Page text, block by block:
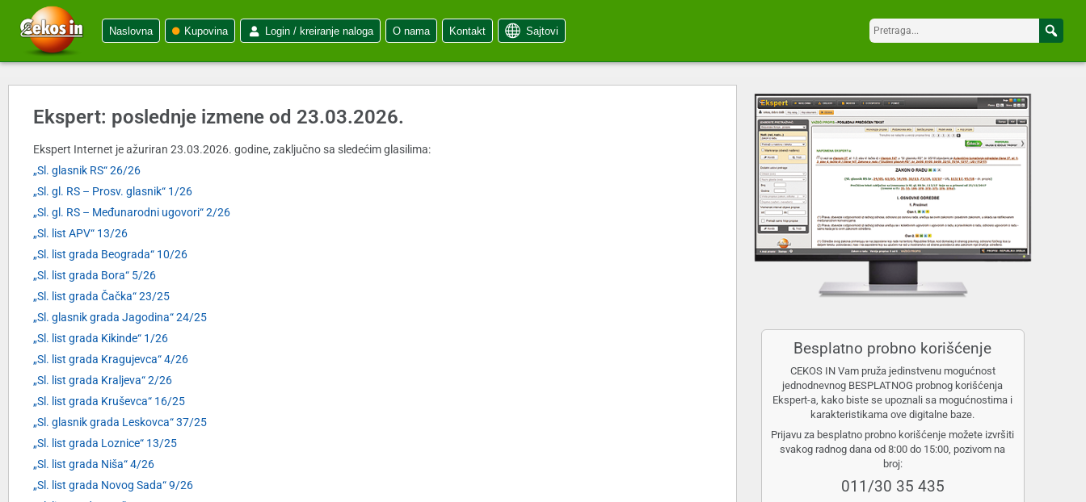
Naslovna Kupovina Login / kreiranje naloga O nama Kontakt Sajtovi
Ekspert: poslednje izmene od 23.03.2026.
Ekspert Internet je ažuriran 23.03.2026. godine, zaključno sa sledećim glasilima:
„Sl. glasnik RS“ 26/26
„Sl. gl. RS – Prosv. glasnik“ 1/26
„Sl. gl. RS – Međunarodni ugovori“ 2/26
„Sl. list APV“ 13/26
„Sl. list grada Beograda“ 10/26
„Sl. list grada Bora“ 5/26
„Sl. list grada Čačka“ 23/25
„Sl. glasnik grada Jagodina“ 24/25
„Sl. list grada Kikinde“ 1/26
„Sl. list grada Kragujevca“ 4/26
„Sl. list grada Kraljeva“ 2/26
„Sl. list grada Kruševca“ 16/25
„Sl. glasnik grada Leskovca“ 37/25
„Sl. list grada Loznice“ 13/25
„Sl. list grada Niša“ 4/26
„Sl. list grada Novog Sada“ 9/26
Besplatno probno korišćenje
CEKOS IN Vam pruža jedinstvenu mogućnost
jednodnevnog BESPLATNOG probnog korišćenja
Ekspert-a, kako biste se upoznali sa mogućnostima i
karakteristikama ove digitalne baze.
Prijavu za besplatno probno korišćenje možete izvršiti
svakog radnog dana od 8:00 do 15:00, pozivom na
broj:
011/30 35 435